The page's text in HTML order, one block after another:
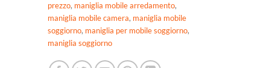
prezzo, maniglia mobile arredamento,
maniglia mobile camera, maniglia mobile
soggiorno, maniglia per mobile soggiorno,
maniglia soggiorno